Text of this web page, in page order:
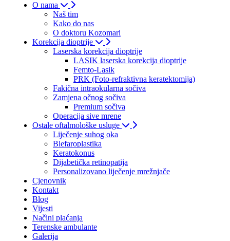
O nama
Naš tim
Kako do nas
O doktoru Kozomari
Korekcija dioptrije
Laserska korekcija dioptrije
LASIK laserska korekcija dioptrije
Femto-Lasik
PRK (Foto-refraktivna keratektomija)
Fakična intraokularna sočiva
Zamjena očnog sočiva
Premium sočiva
Operacija sive mrene
Ostale oftalmološke usluge
Liječenje suhog oka
Blefaroplastika
Keratokonus
Dijabetička retinopatija
Personalizovano liječenje mrežnjače
Cjenovnik
Kontakt
Blog
Vijesti
Načini plaćanja
Terenske ambulante
Galerija